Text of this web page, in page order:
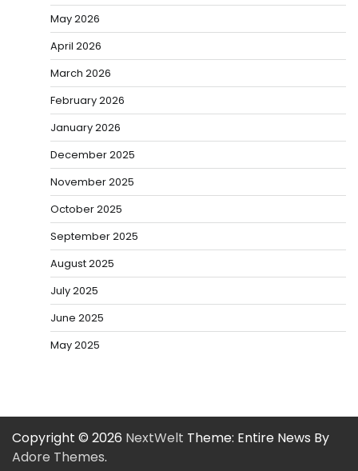
May 2026
April 2026
March 2026
February 2026
January 2026
December 2025
November 2025
October 2025
September 2025
August 2025
July 2025
June 2025
May 2025
Copyright © 2026 NextWelt Theme: Entire News By
Adore Themes.